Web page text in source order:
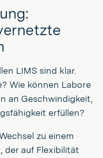
LIMS sind klar.
Wie können Labore
an Geschwindigkeit,
erfüllen?
zu einem
der auf Flexibilität